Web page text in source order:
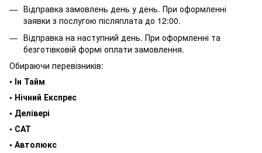
Відправка замовлень день у день. При оформленні
заявки з послугою післяплата до 12:00.
Відправка на наступний день. При оформленні та
безготівковій формі оплати замовлення.
Обираючи перевізників:
• Ін Тайм
• Нічний Експрес
• Делівері
• САТ
• Автолюкс